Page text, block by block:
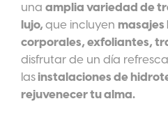
una amplia variedad de
lujo, que incluyen masajes
corporales, exfoliantes,
disfrutar de un día
las instalaciones de
rejuvenecer tu alma.